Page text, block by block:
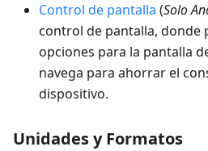
Control de pantalla (Solo
control de pantalla, donde
opciones para la pantalla
navega para ahorrar el
dispositivo.
Unidades y Formatos